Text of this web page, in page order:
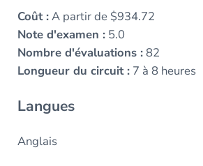
Coût :A partir de $934.72
Note d'examen :5.0
Nombre d'évaluations :82
Longueur du circuit :7 à 8 heures
Langues
Anglais